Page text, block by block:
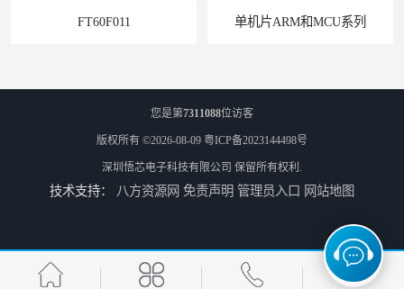
FT60F011 单机片ARM和MCU系列
PN8366ic器件 PN8161电源ic的作用
您是第7311088位访客
版权所有 ©2026-08-09 粤ICP备2023144498号
深圳悟芯电子科技有限公司 保留所有权利.
技术支持： 八方资源网 免责声明 管理员入口 网站地图